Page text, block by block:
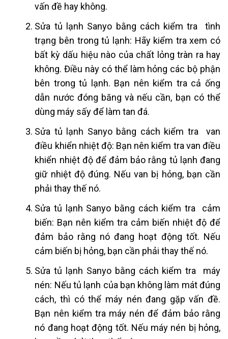
vấn đề hay không.
Sửa tủ lạnh Sanyo bằng cách kiểm tra tình
trạng bên trong tủ lạnh: Hãy kiểm tra xem có
bất kỳ dấu hiệu nào của chất lỏng tràn ra hay
không. Điều này có thể làm hỏng các bộ phận
bên trong tủ lạnh. Bạn nên kiểm tra cả ống
dẫn nước đóng băng và nếu cần, bạn có thể
dùng máy sấy để làm tan đá.
Sửa tủ lạnh Sanyo bằng cách kiểm tra van
điều khiển nhiệt độ: Bạn nên kiểm tra van điều
khiển nhiệt độ để đảm bảo rằng tủ lạnh đang
giữ nhiệt độ đúng. Nếu van bị hỏng, bạn cần
phải thay thế nó.
Sửa tủ lạnh Sanyo bằng cách kiểm tra cảm
biến: Bạn nên kiểm tra cảm biến nhiệt độ để
đảm bảo rằng nó đang hoạt động tốt. Nếu
cảm biến bị hỏng, bạn cần phải thay thế nó.
Sửa tủ lạnh Sanyo bằng cách kiểm tra máy
nén: Nếu tủ lạnh của bạn không làm mát đúng
cách, thì có thể máy nén đang gặp vấn đề.
Bạn nên kiểm tra máy nén để đảm bảo rằng
nó đang hoạt động tốt. Nếu máy nén bị hỏng,